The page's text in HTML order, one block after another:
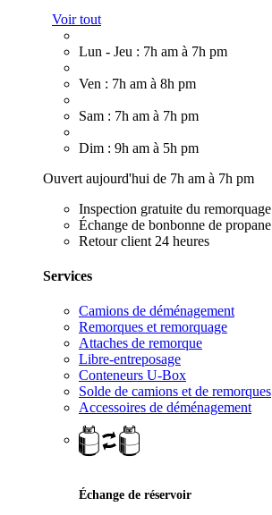
Voir tout
Lun - Jeu : 7h am à 7h pm
Ven : 7h am à 8h pm
Sam : 7h am à 7h pm
Dim : 9h am à 5h pm
Ouvert aujourd'hui de 7h am à 7h pm
Inspection gratuite du remorquage
Échange de bonbonne de propane
Retour client 24 heures
Services
Camions de déménagement
Remorques et remorquage
Attaches de remorque
Libre-entreposage
Conteneurs U-Box
Solde de camions et de remorques
Accessoires de déménagement
Échange de réservoir